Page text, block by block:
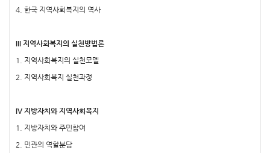
4. 한국 지역사회복지의 역사
III 지역사회복지의 실천방법론
1. 지역사회복지의 실천모델
2. 지역사회복지 실천과정
IV 지방자치와 지역사회복지
1. 지방자치와 주민참여
2. 민관의 역할분담